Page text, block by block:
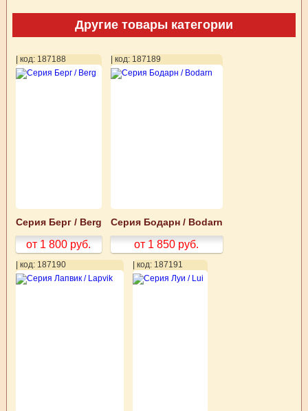
Другие товары категории
| код: 187188
Серия Берг / Berg
от 1 800 руб.
| код: 187189
Серия Бодарн / Bodarn
от 1 850 руб.
| код: 187190 | код: 187191